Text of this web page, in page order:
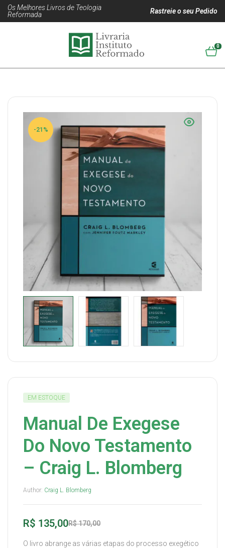
Os Melhores Livros de Teologia
Reformada
Rastreie o seu Pedido
0
-21%
EM ESTOQUE
Manual De Exegese
Do Novo Testamento
– Craig L. Blomberg
Author: Craig L. Blomberg
R$170,00
R$ 135,00
O livro abrange as várias etapas do processo exegético